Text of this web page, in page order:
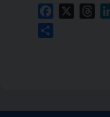
Facebook